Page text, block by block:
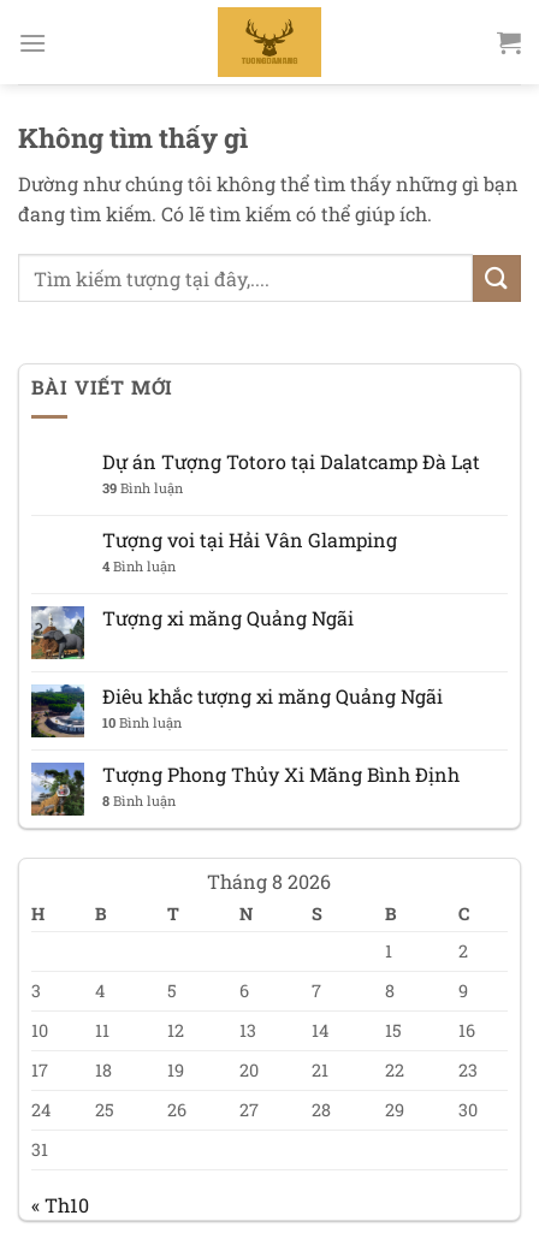
qua
Không tìm thấy gì
Dường như chúng tôi không thể tìm thấy những gì bạn
đang tìm kiếm. Có lẽ tìm kiếm có thể giúp ích.
BÀI VIẾT MỚI
Dự án Tượng Totoro tại Dalatcamp Đà Lạt
39Bình luận
Tượng voi tại Hải Vân Glamping
4Bình luận
Tượng xi măng Quảng Ngãi
Điêu khắc tượng xi măng Quảng Ngãi
10Bình luận
Tượng Phong Thủy Xi Măng Bình Định
8Bình luận
Tháng 8 2026
H B T N S B
C
1
2
3
4 5 6 7 8
9
10
11 12 13 14 15
16
17
18 19 20 21 22
23
24
25 26 27 28 29
30
31
« Th10